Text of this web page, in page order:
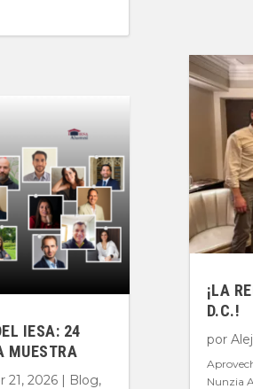
IESA: 24
MUESTRA
21, 2026 | Blog,
¡LA
D.C.!
por
Nunzia